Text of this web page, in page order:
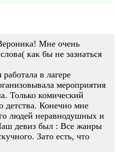
Мне очень
как бы не зазнаться
в лагере
мероприятия
Только комический
детства. Конечно мне
людей неравнодушных и
девиз был : Все жанры
Зато есть, что